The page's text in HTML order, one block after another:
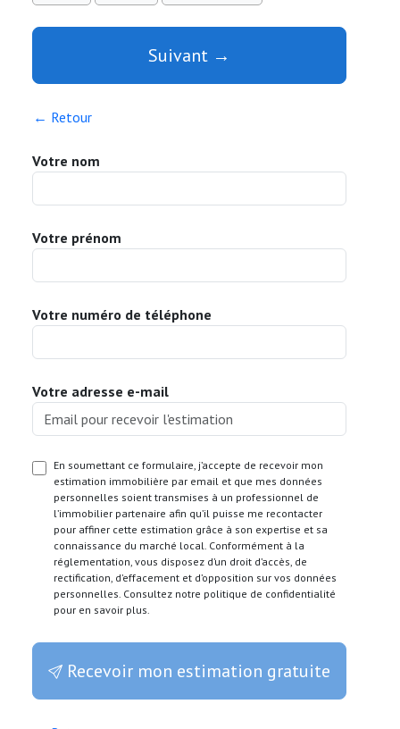
Suivant →
← Retour
Votre nom
Votre prénom
Votre numéro de téléphone
Votre adresse e-mail
En soumettant ce formulaire, j’accepte de recevoir mon
estimation immobilière par email et que mes données
personnelles soient transmises à un professionnel de
l’immobilier partenaire afin qu’il puisse me recontacter
pour affiner cette estimation grâce à son expertise et sa
connaissance du marché local. Conformément à la
réglementation, vous disposez d’un droit d’accès, de
rectification, d’effacement et d’opposition sur vos données
personnelles. Consultez notre politique de confidentialité
pour en savoir plus.
Recevoir mon estimation gratuite